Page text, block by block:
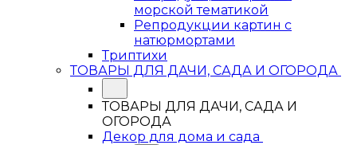
морской тематикой
Репродукции картин с
натюрмортами
Триптихи
ТОВАРЫ ДЛЯ ДАЧИ, САДА И ОГОРОДА
ТОВАРЫ ДЛЯ ДАЧИ, САДА И
ОГОРОДА
Декор для дома и сада